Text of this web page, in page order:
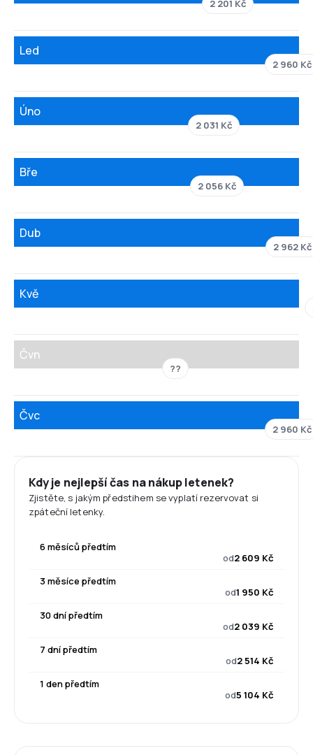
2 201 Kč
Led
2 960 Kč
Úno
2 031 Kč
Bře
2 056 Kč
Dub
2 962 Kč
Kvě
Čvn
??
Čvc
2 960 Kč
Kdy je nejlepší čas na nákup letenek?
Zjistěte, s jakým předstihem se vyplatí rezervovat si
zpáteční letenky.
6 měsíců předtím
od2 609 Kč
3 měsíce předtím
od1 950 Kč
30 dní předtím
od2 039 Kč
7 dní předtím
od2 514 Kč
1 den předtím
od5 104 Kč